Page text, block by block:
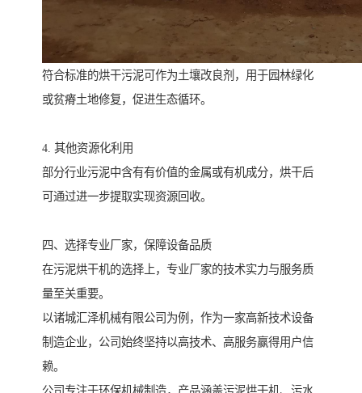
符合标准的烘干污泥可作为土壤改良剂，用于园林绿化
或贫瘠土地修复，促进生态循环。
4. 其他资源化利用
部分行业污泥中含有有价值的金属或有机成分，烘干后
可通过进一步提取实现资源回收。
四、选择专业厂家，保障设备品质
在污泥烘干机的选择上，专业厂家的技术实力与服务质
量至关重要。
以诸城汇泽机械有限公司为例，作为一家高新技术设备
制造企业，公司始终坚持以高技术、高服务赢得用户信
赖。